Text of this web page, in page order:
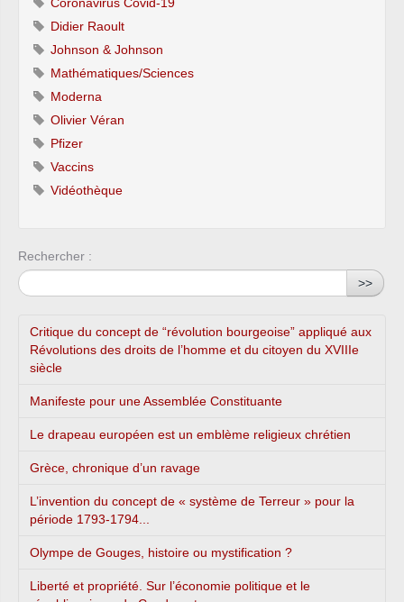
Didier Raoult
Johnson & Johnson
Mathématiques/Sciences
Moderna
Olivier Véran
Pfizer
Vaccins
Vidéothèque
Rechercher :
>>
Critique du concept de “révolution bourgeoise” appliqué aux
Révolutions des droits de l’homme et du citoyen du XVIIIe
siècle
Manifeste pour une Assemblée Constituante
Le drapeau européen est un emblème religieux chrétien
Grèce, chronique d’un ravage
L’invention du concept de « système de Terreur » pour la
période 1793-1794...
Olympe de Gouges, histoire ou mystification ?
Liberté et propriété. Sur l’économie politique et le